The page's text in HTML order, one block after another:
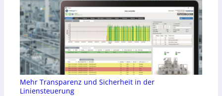
Mehr Transparenz und Sicherheit in der
Liniensteuerung